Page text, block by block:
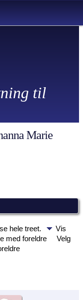
til
Marie
hele treet.
Vis
med foreldre
Velg